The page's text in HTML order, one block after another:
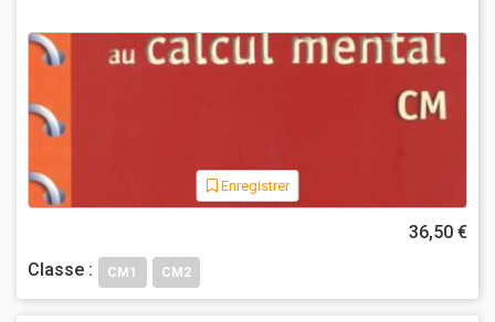
Enregistrer
36,50 €
Classe :
CM1 CM2